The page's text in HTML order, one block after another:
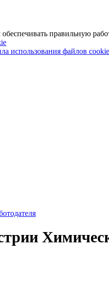
правильную
использования файлов cookie